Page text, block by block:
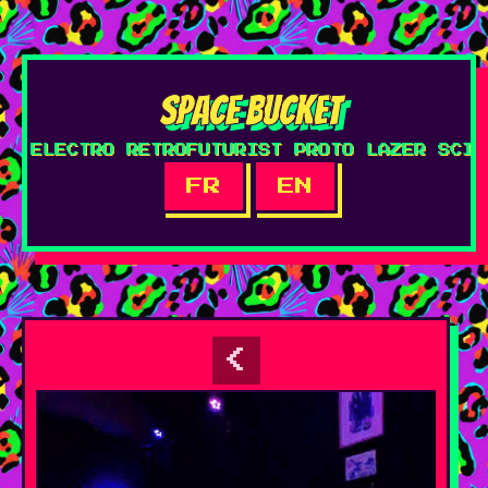
SPACE BUCKET
ELECTRO RETROFUTURIST PROTO LAZER SCI-
FR EN
<